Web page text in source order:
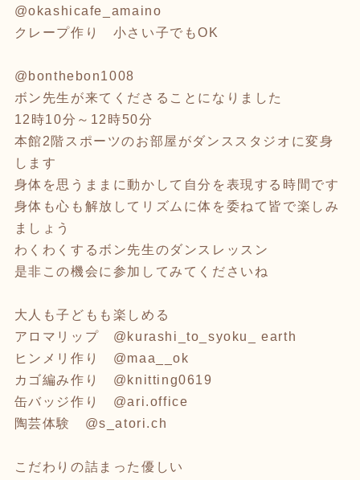
@okashicafe_amaino
クレープ作り 小さい子でもOK
@bonthebon1008
ボン先生が来てくださることになりました
12時10分～12時50分
本館2階スポーツのお部屋がダンススタジオに変身
します
身体を思うままに動かして自分を表現する時間です
身体も心も解放してリズムに体を委ねて皆で楽しみ
ましょう
わくわくするボン先生のダンスレッスン
是非この機会に参加してみてくださいね
大人も子どもも楽しめる
アロマリップ @kurashi_to_syoku_ earth
ヒンメリ作り @maa__ok
カゴ編み作り @knitting0619
缶バッジ作り @ari.office
陶芸体験 @s_atori.ch
こだわりの詰まった優しい